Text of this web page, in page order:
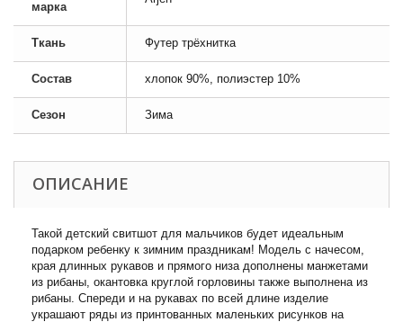
марка
Ткань Футер трёхнитка
Состав хлопок 90%, полиэстер 10%
Сезон Зима
ОПИСАНИЕ
Такой детский свитшот для мальчиков будет идеальным
подарком ребенку к зимним праздникам! Модель с начесом,
края длинных рукавов и прямого низа дополнены манжетами
из рибаны, окантовка круглой горловины также выполнена из
рибаны. Спереди и на рукавах по всей длине изделие
украшают ряды из принтованных маленьких рисунков на